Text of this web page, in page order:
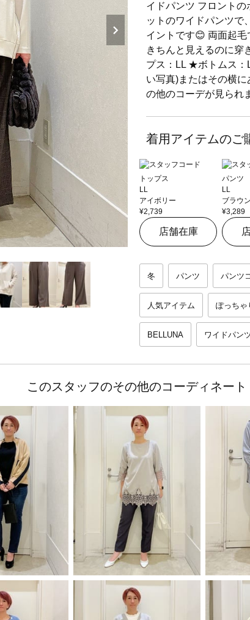
イドパンツ フロント
ットのワイドパンツで
イントです😊 両面起毛
きちんと見えるのに穿
プス：LL ★ボトムス
い写真)またはその横
の他のコーデが見られ
着用アイテムのご
トップス
LL
アイボリー
¥2,739
店舗在庫
パンツ
LL
ブラウ
¥3,289
冬 パンツ パンツ
人気アイテム ぽっちゃ
BELLUNA ワイドパン
このスタッフのその他のコーディネート